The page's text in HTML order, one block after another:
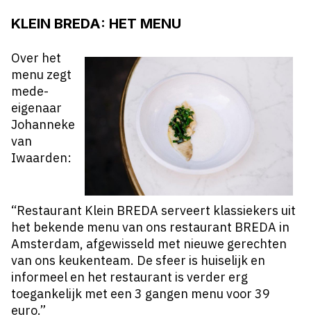
KLEIN BREDA: HET MENU
Over het
menu zegt
mede-
eigenaar
Johanneke
van
Iwaarden:
“Restaurant Klein BREDA serveert klassiekers uit
het bekende menu van ons restaurant BREDA in
Amsterdam, afgewisseld met nieuwe gerechten
van ons keukenteam. De sfeer is huiselijk en
informeel en het restaurant is verder erg
toegankelijk met een 3 gangen menu voor 39
euro.”